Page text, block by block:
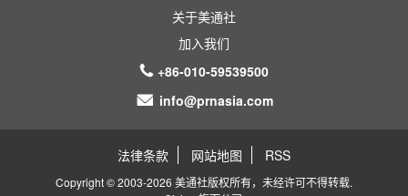
关于美通社
加入我们
+86-010-59539500
info@prnasia.com
法律条款 网站地图 RSS
Copyright © 2003-2026 美通社版权所有，未经许可不得转载.